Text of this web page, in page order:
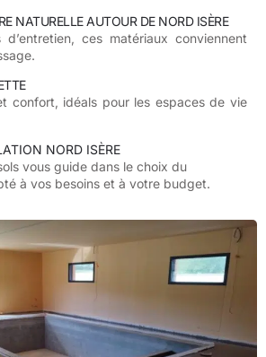
NATURELLE AUTOUR DE NORD ISÈRE
ces matériaux conviennent
confort, idéals pour les espaces de vie
NORD ISÈRE
vous guide dans le choix du
à vos besoins et à votre budget.